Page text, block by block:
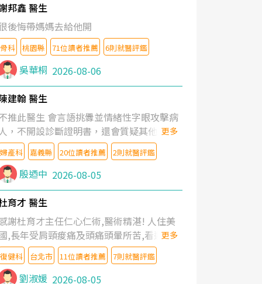
邦鑫 醫生
後悔帶媽媽去給他開
骨科 桃園縣 71位讀者推薦 6則就醫評鑑
吳華桐 2026-08-06
建翰 醫生
推此醫生 會言語挑釁並情緒性字眼攻擊病
，不開設診斷證明書，還會質疑其他醫生
判斷！
更多
婦產科 嘉義縣 20位讀者推薦 2則就醫評鑑
殷迺中 2026-08-05
育才 醫生
謝杜育才主任仁心仁術,醫術精湛! 人住美
,長年受肩頸痠痛及頭痛頭暈所苦,看遍名醫
授,做了各種檢查,也嘗試過西醫打針,中醫
灸及物理徒手治療都沒有用,後來連吃到嗎
類止痛藥都效果有限,只是壓症狀,沒多久就
更多
復健科 台北市 11位讀者推薦 7則就醫評鑑
劉淑媛 2026-08-05